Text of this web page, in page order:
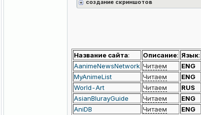
создание скриншотов
Название сайта: Описание: Язык:
АanimeNewsNetwork Читаем
ENG
MyAnimeList
Читаем
ENG
World-Art
Читаем
RUS
AsianBlurayGuide
Читаем
ENG
AniDB
Читаем
ENG